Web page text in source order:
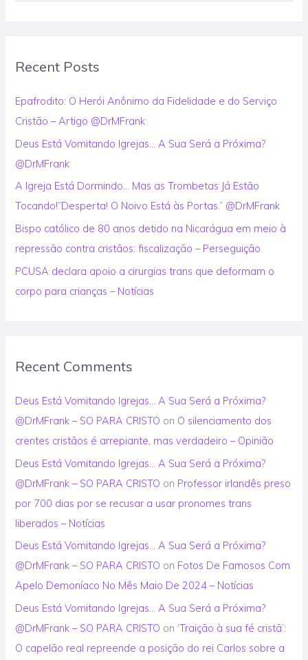
c
f
o
r
:
Recent Posts
Epafrodito: O Herói Anônimo da Fidelidade e do Serviço
Cristão – Artigo @DrMFrank
Deus Está Vomitando Igrejas… A Sua Será a Próxima?
@DrMFrank
A Igreja Está Dormindo… Mas as Trombetas Já Estão
Tocando!”Desperta! O Noivo Está às Portas.” @DrMFrank
Bispo católico de 80 anos detido na Nicarágua em meio à
repressão contra cristãos: fiscalização – Perseguição
PCUSA declara apoio a cirurgias trans que deformam o
corpo para crianças – Notícias
Recent Comments
Deus Está Vomitando Igrejas… A Sua Será a Próxima?
@DrMFrank – SO PARA CRISTO on O silenciamento dos
crentes cristãos é arrepiante, mas verdadeiro – Opinião
Deus Está Vomitando Igrejas… A Sua Será a Próxima?
@DrMFrank – SO PARA CRISTO on Professor irlandês preso
por 700 dias por se recusar a usar pronomes trans
liberados – Notícias
Deus Está Vomitando Igrejas… A Sua Será a Próxima?
@DrMFrank – SO PARA CRISTO on Fotos De Famosos Com
Apelo Demoníaco No Mês Maio De 2024 – Notícias
Deus Está Vomitando Igrejas… A Sua Será a Próxima?
@DrMFrank – SO PARA CRISTO on ‘Traição à sua fé cristã’:
O capelão real repreende a posição do rei Carlos sobre a